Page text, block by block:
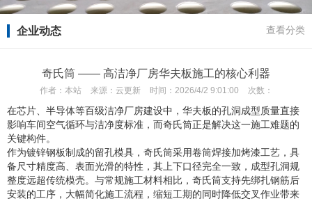
企业动态 查看分类
奇氏筒 —— 高洁净厂房华夫板施工的核心利器
作者： 本站 来源： 云更新 时间： 2026/4/2 9:01:00 次数：
在芯片、半导体等百级洁净厂房建设中，华夫板的孔洞成型质量直接
影响车间空气循环与洁净度标准，而奇氏筒正是解决这一施工难题的
关键构件。
作为镀锌钢板制成的留孔模具，奇氏筒采用卷筒焊接加烤漆工艺，具
备尺寸精度高、表面光滑的特性，其上下口径完全一致，成型孔洞规
整度远超传统模壳。与常规施工材料相比，奇氏筒支持先绑扎钢筋后
安装的工序，大幅简化施工流程，缩短工期的同时降低交叉作业带来